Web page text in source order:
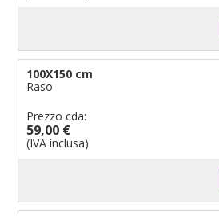
100X150 cm
Raso
Prezzo cda:
59,00 €
(IVA inclusa)